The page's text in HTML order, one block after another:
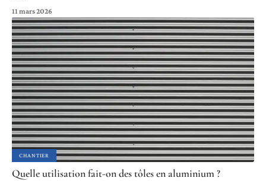
11 mars 2026
CHANTIER
Quelle utilisation fait-on des tôles en aluminium ?